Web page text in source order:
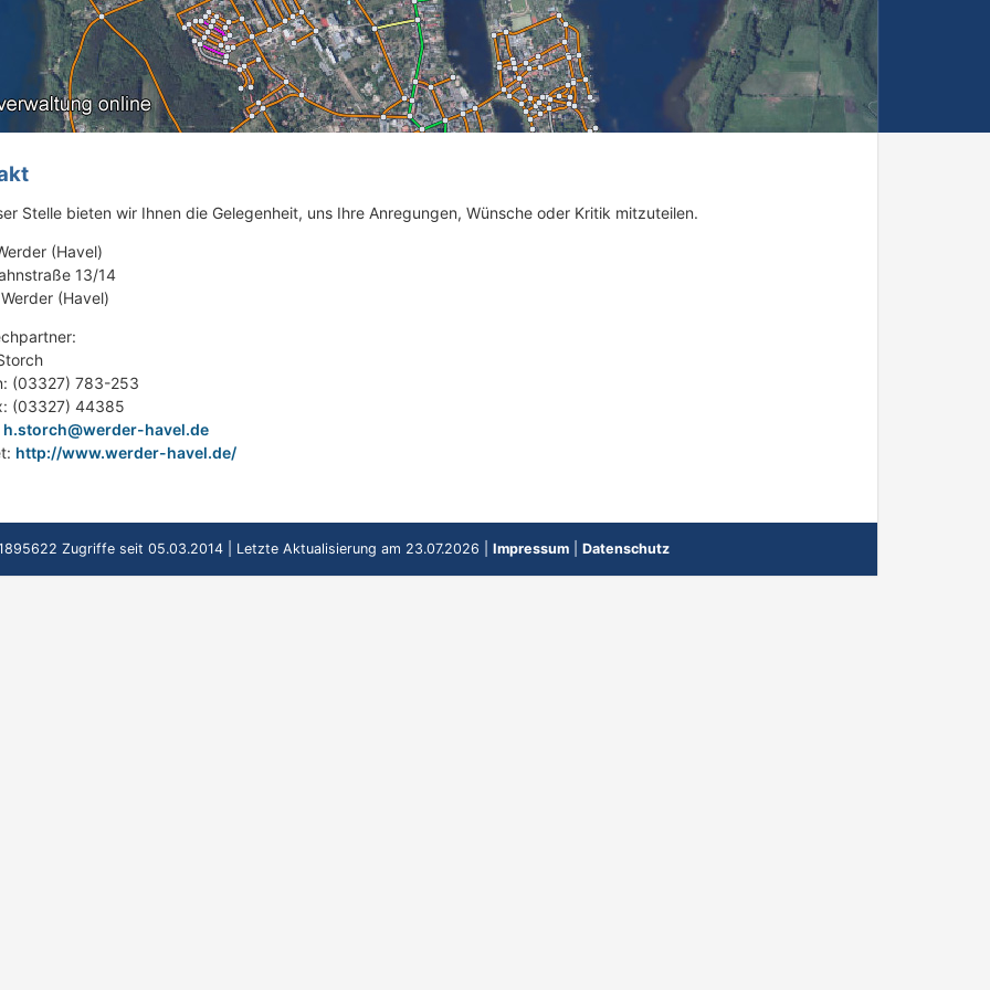
Stelle bieten wir Ihnen die Gelegenheit, uns Ihre Anregungen, Wünsche oder Kritik mitzuteilen.
(Havel)
13/14
(Havel)
(03327) 783-253
(03327) 44385
h.storch@werder-havel.de
http://www.werder-havel.de/
Zugriffe seit 05.03.2014 | Letzte Aktualisierung am 23.07.2026 | Impressum| Datenschutz